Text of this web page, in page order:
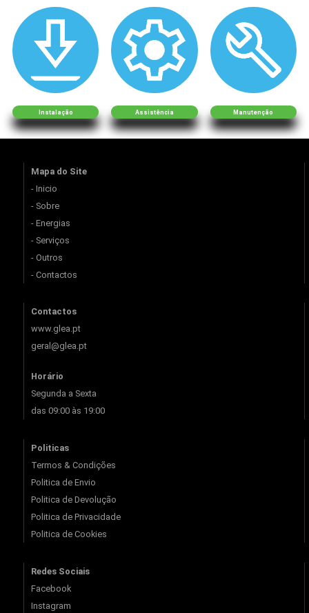
Instalação Assistência Manutenção
Mapa do Site
- Inicio
- Sobre
- Energias
- Serviços
- Outros
- Contactos
Contactos
www.glea.pt
geral@glea.pt
Horário
Segunda a Sexta
das 09:00 às 19:00
Politicas
Termos & Condições
Politica de Envio
Politica de Devolução
Politica de Privacidade
Politica de Cookies
Redes Sociais
Facebook
Instagram